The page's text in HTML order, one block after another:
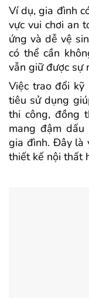
Ví dụ, gia đình
vực vui chơi an
ứng và dễ vệ
có thể cần
vẫn giữ được sự
Việc trao đổi kỹ
tiêu sử dụng
thi công, đồng
mang đậm
gia đình. Đây là
thiết kế nội thất